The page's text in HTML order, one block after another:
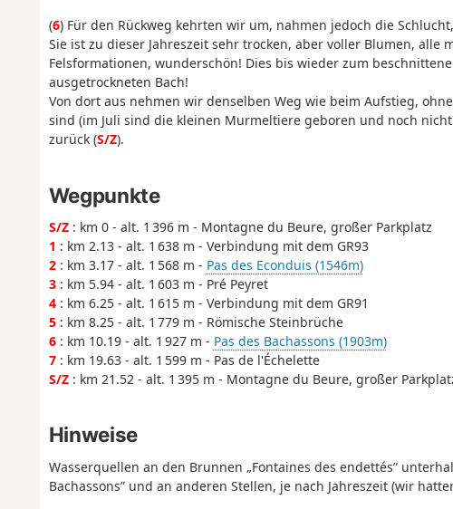
(6) Für den Rückweg kehrten wir um, nahmen jedoch die
Sie ist zu dieser Jahreszeit sehr trocken, aber voller Blumen, alle
Felsformationen, wunderschön! Dies bis wieder zum
ausgetrockneten Bach!
Von dort aus nehmen wir denselben Weg wie beim Aufstieg,
sind (im Juli sind die kleinen Murmeltiere geboren und noch
zurück (S/Z).
Wegpunkte
S/Z: km 0 - alt. 1 396 m - Montagne du Beure, großer Parkplatz
1 : km 2.13 - alt. 1 638 m - Verbindung mit dem GR93
2: km 3.17 - alt. 1 568 m - Pas des Econduis (1546m)
3: km 5.94 - alt. 1 603 m - Pré Peyret
4: km 6.25 - alt. 1 615 m - Verbindung mit dem GR91
5: km 8.25 - alt. 1 779 m - Römische Steinbrüche
6: km 10.19 - alt. 1 927 m - Pas des Bachassons (1903m)
7: km 19.63 - alt. 1 599 m - Pas de l'Échelette
S/Z: km 21.52 - alt. 1 395 m - Montagne du Beure, großer
Hinweise
Wasserquellen an den Brunnen „Fontaines des endettés”
Bachassons” und an anderen Stellen, je nach Jahreszeit (wir